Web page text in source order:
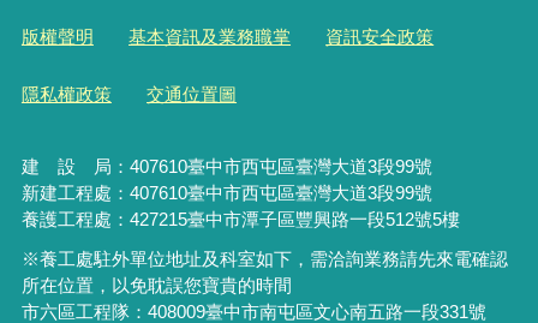
版權聲明 基本資訊及業務職掌 資訊安全政策
隱私權政策 交通位置圖
建 設 局： 407610臺中市西屯區臺灣大道3段99號
新建工程處：407610臺中市西屯區臺灣大道3段99號
養護工程處：427215臺中市潭子區豐興路一段512號5樓
※養工處駐外單位地址及科室如下，需洽詢業務請先來電確認
所在位置，以免耽誤您寶貴的時間
市六區工程隊：408009臺中市南屯區文心南五路一段331號